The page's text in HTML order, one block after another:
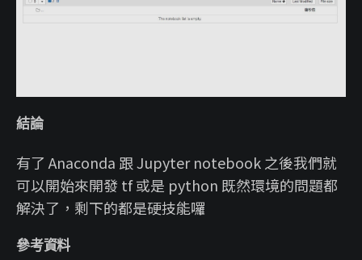
結論
有了 Anaconda 跟 Jupyter notebook 之後我們就
可以開始來開發 tf 或是 python 既然環境的問題都
解決了，剩下的都是硬技能囉
參考資料